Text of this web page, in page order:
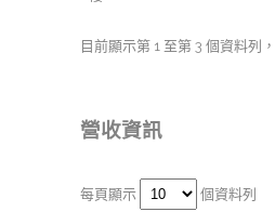
目前顯示第 1 至第 3 個資料列
營收資訊
每頁顯示 個資料列